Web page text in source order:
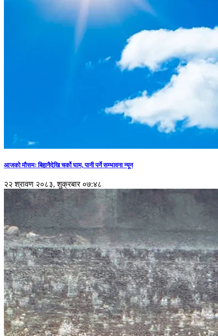
आजको मौसमः बिहानैदेखि चर्को घाम, पानी पर्ने सम्भावना न्यून
२२ श्रावण २०८३, शुक्रबार ०७:४८